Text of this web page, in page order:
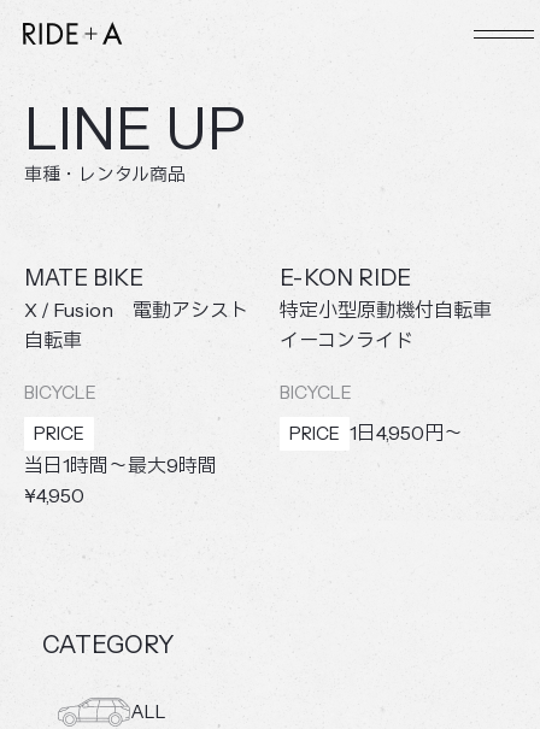
メ
LINE UP
車種・レンタル商品
MATE BIKE
X / Fusion 電動アシスト
自転車
BICYCLE
PRICE
当日1時間～最大9時間
¥4,950
E-KON RIDE
特定小型原動機付自転車
イーコンライド
BICYCLE
PRICE 1日4,950円～
CATEGORY
ALL